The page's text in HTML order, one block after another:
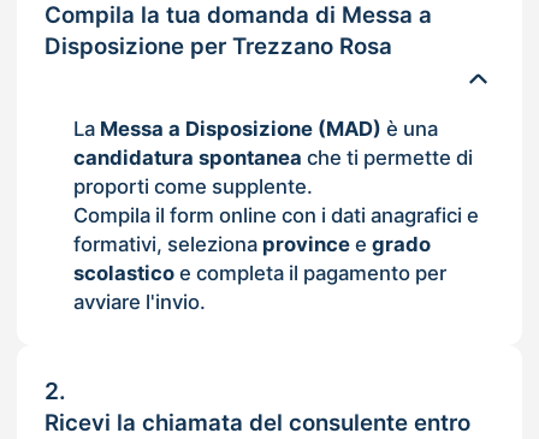
Compila la tua domanda di Messa a
Disposizione per Trezzano Rosa
La Messa a Disposizione (MAD) è una
candidatura spontanea che ti permette di
proporti come supplente.
Compila il form online con i dati anagrafici e
formativi, seleziona provincee grado
scolasticoe completa il pagamento per
avviare l'invio.
2.
Ricevi la chiamata del consulente entro